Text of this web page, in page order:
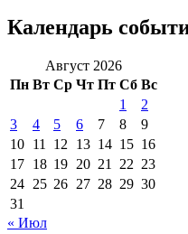
Календарь
Август 2026
Пн Вт Ср Чт Пт Сб Вс
1
2
3
4 5 6 7 8
9
10 11 12 13 14 15 16
17 18 19 20 21 22 23
24 25 26 27 28 29 30
31
« Июл